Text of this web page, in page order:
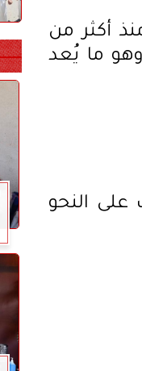
أكثر من
ما يُعد
على النحو